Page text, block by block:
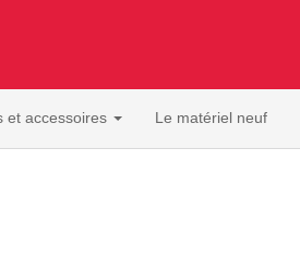
et accessoires Le matériel neuf